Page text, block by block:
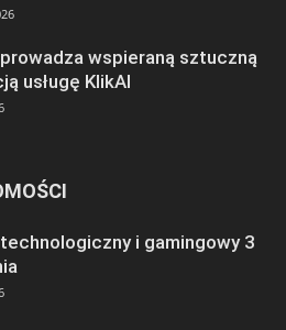
wspieraną sztuczną
usługę KlikAI
i gamingowy 3